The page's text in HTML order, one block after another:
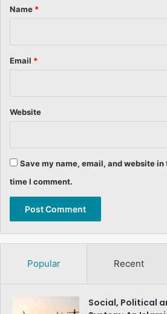
*
Name *
Email *
Website
Save my name, email, and website
time I comment.
Popular Recent
Social, Political